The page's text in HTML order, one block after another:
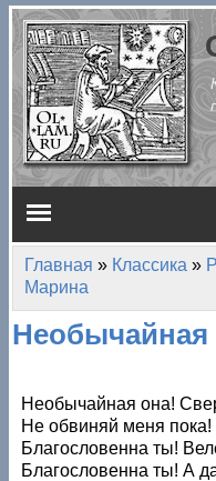
Перейти к основному
Главное меню
Вы здесь
Главная » Классика »
Марина
Необычайная она!
Не обвиняй меня
Благословенна ты!
Благословенна ты! А